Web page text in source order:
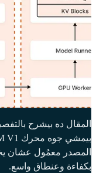
بكفاءة وعنطاق واسع.